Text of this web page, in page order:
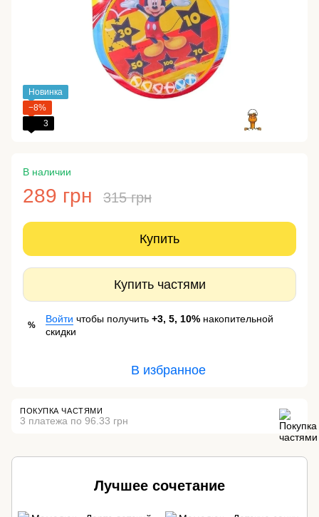
Новинка
−8%
3
В наличии
289 грн 315 грн
Купить
Купить частями
%
Войти чтобы получить +3, 5, 10% накопительной
скидки
В избранное
ПОКУПКА ЧАСТЯМИ
3 платежа по 96.33 грн
Лучшее сочетание